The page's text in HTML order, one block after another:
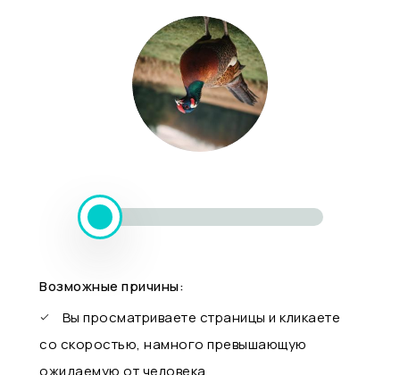
Возможные причины:
Вы просматриваете страницы и кликаете
со скоростью, намного превышающую
ожидаемую от человека